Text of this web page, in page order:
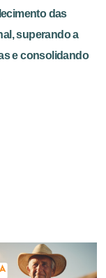
das
superando a
e consolidando